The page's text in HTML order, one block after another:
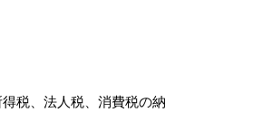
税、法人税、消費税の納